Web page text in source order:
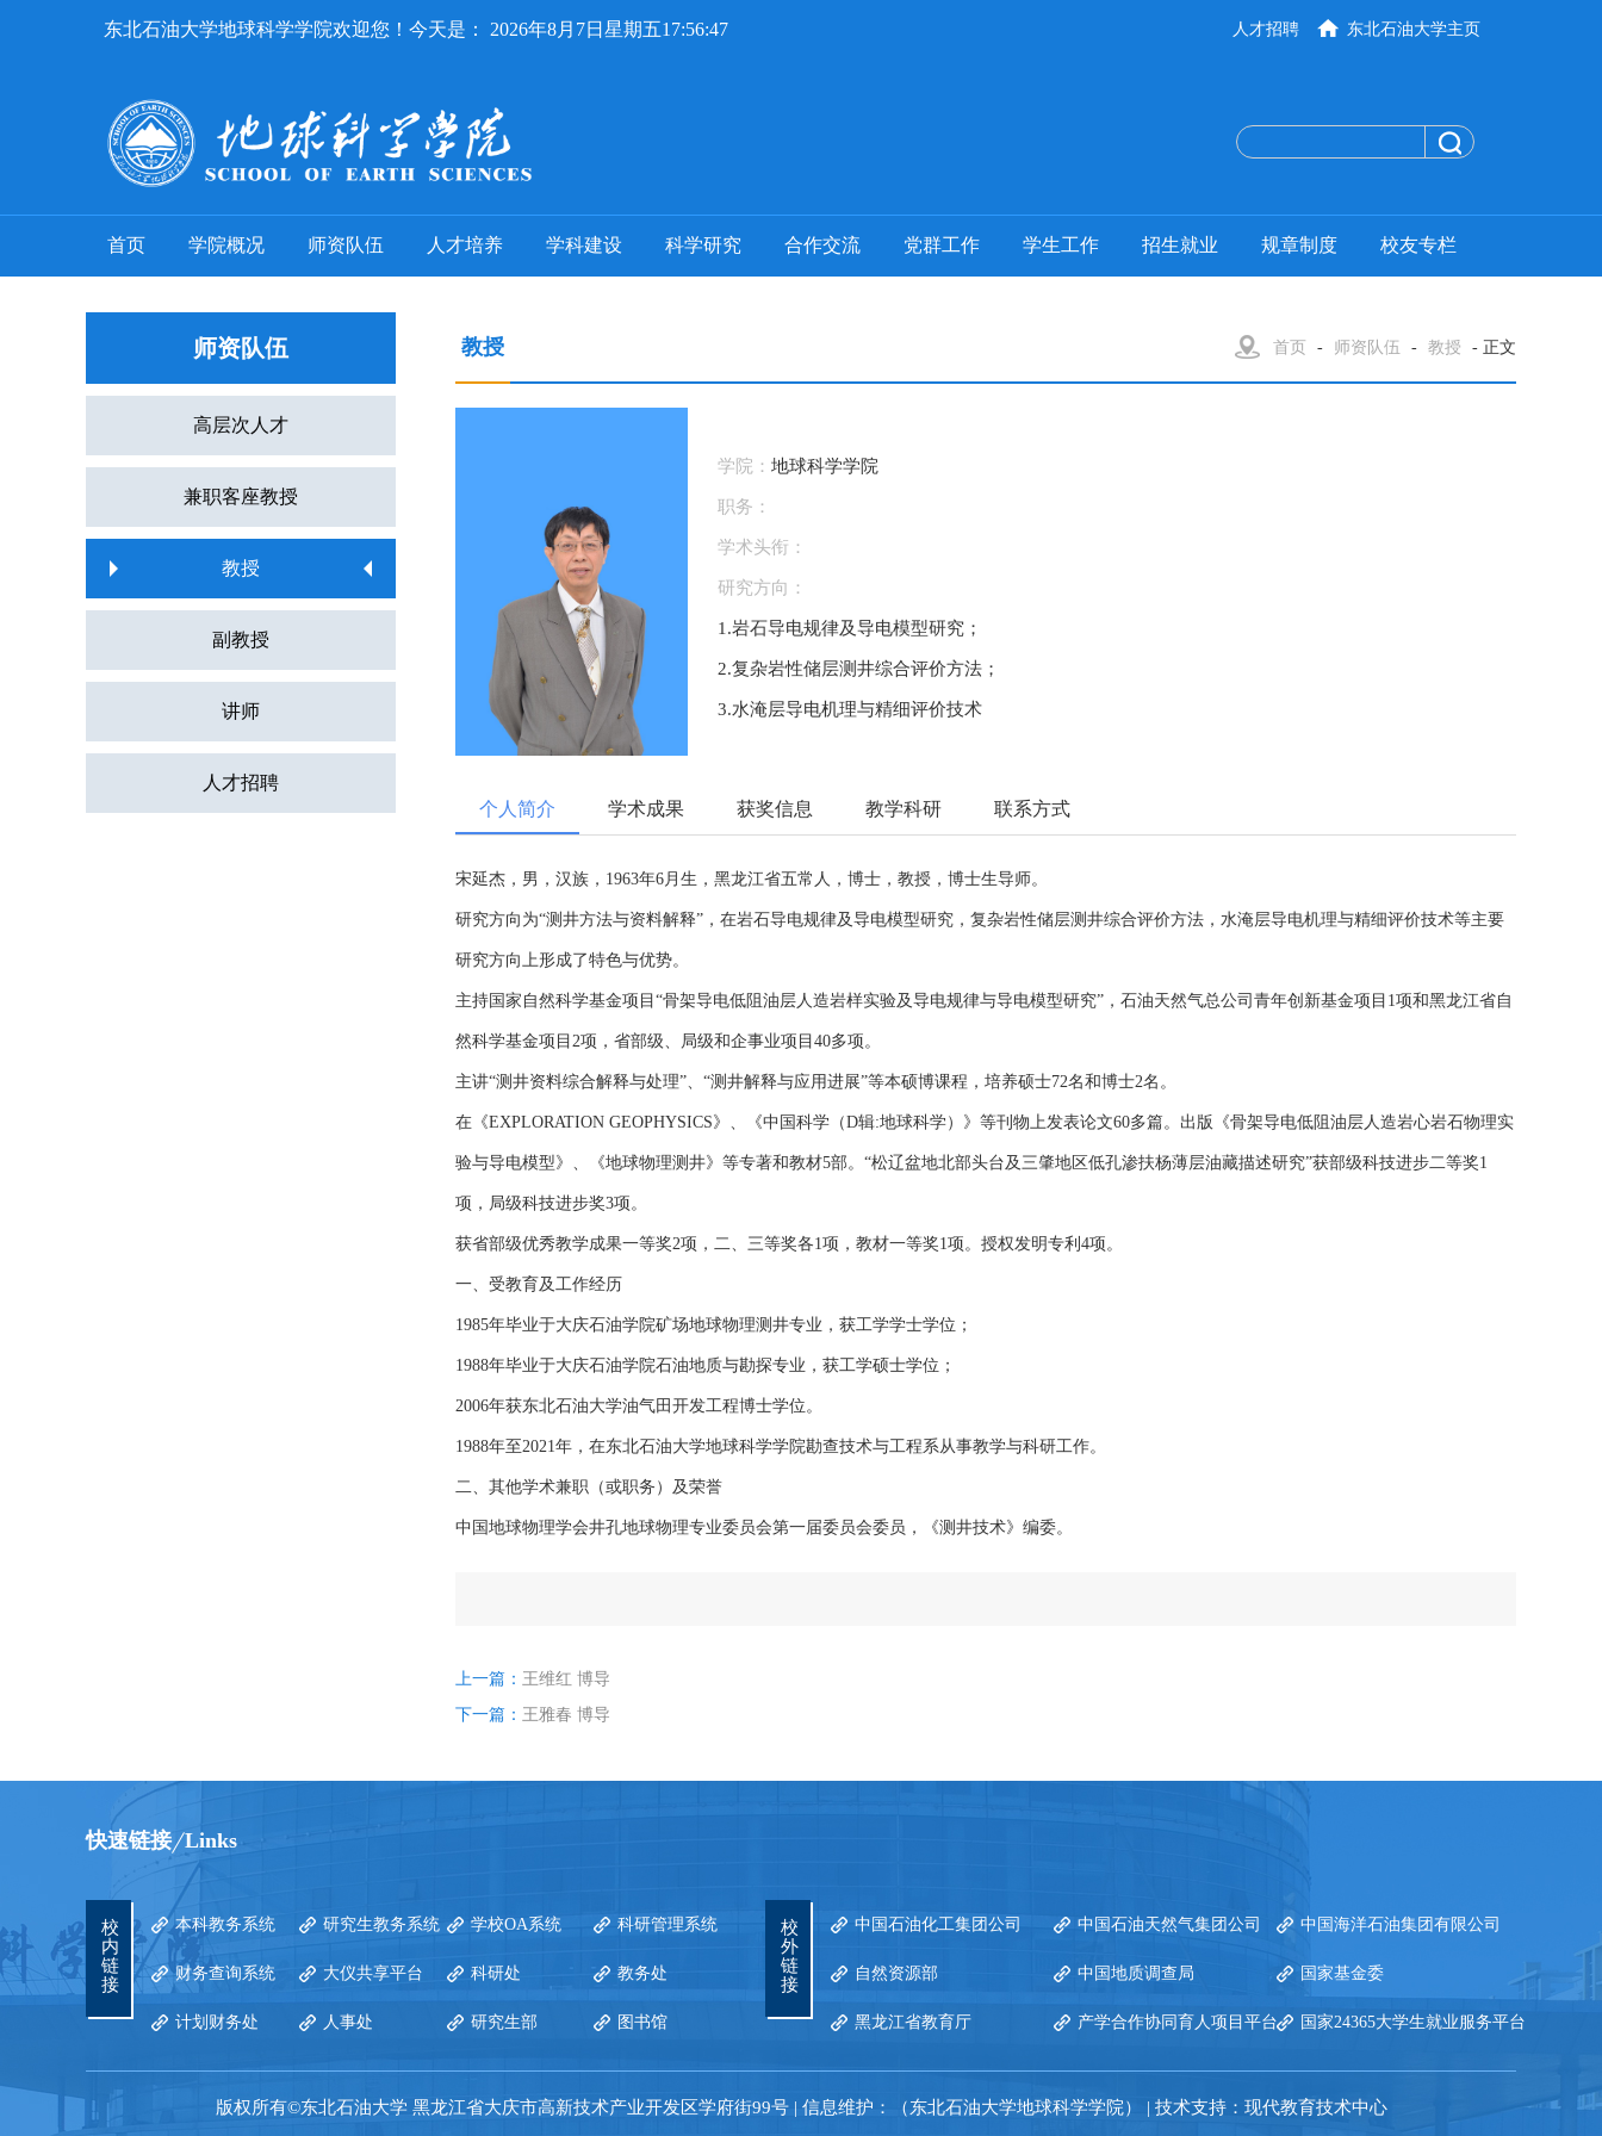
东北石油大学地球科学学院欢迎您！今天是： 2026年8月7日星期五17:56:48 东北石油大学主页
人才招聘
首页 学院概况 师资队伍 人才培养 学科建设 科学研究 合作交流 党群工作 学生工作 招生就业 规章制度 校友专栏
师资队伍
高层次人才
兼职客座教授
教授
副教授
讲师
人才招聘
教授 首页 - 师资队伍 - 教授 - 正文
学院： 地球科学学院
职务：
学术头衔：
研究方向：
1.岩石导电规律及导电模型研究；
2.复杂岩性储层测井综合评价方法；
3.水淹层导电机理与精细评价技术
个人简介 学术成果 获奖信息 教学科研 联系方式
宋延杰，男，汉族，1963年6月生，黑龙江省五常人，博士，教授，博士生导师。
研究方向为“测井方法与资料解释”，在岩石导电规律及导电模型研究，复杂岩性储层测井综合评价方法，水淹层导电机理与精细评价技术等主要
研究方向上形成了特色与优势。
主持国家自然科学基金项目“骨架导电低阻油层人造岩样实验及导电规律与导电模型研究”，石油天然气总公司青年创新基金项目1项和黑龙江省自
然科学基金项目2项，省部级、局级和企事业项目40多项。
主讲“测井资料综合解释与处理”、“测井解释与应用进展”等本硕博课程，培养硕士72名和博士2名。
在《EXPLORATION GEOPHYSICS》、《中国科学（D辑:地球科学）》等刊物上发表论文60多篇。出版《骨架导电低阻油层人造岩心岩石物理实
验与导电模型》、《地球物理测井》等专著和教材5部。“松辽盆地北部头台及三肇地区低孔渗扶杨薄层油藏描述研究”获部级科技进步二等奖1
项，局级科技进步奖3项。
获省部级优秀教学成果一等奖2项，二、三等奖各1项，教材一等奖1项。授权发明专利4项。
一、受教育及工作经历
1985年毕业于大庆石油学院矿场地球物理测井专业，获工学学士学位；
1988年毕业于大庆石油学院石油地质与勘探专业，获工学硕士学位；
2006年获东北石油大学油气田开发工程博士学位。
1988年至2021年，在东北石油大学地球科学学院勘查技术与工程系从事教学与科研工作。
二、其他学术兼职（或职务）及荣誉
中国地球物理学会井孔地球物理专业委员会第一届委员会委员，《测井技术》编委。
上一篇： 王维红 博导
下一篇： 王雅春 博导
快速链接 Links
校
内
链
接
本科教务系统 研究生教务系统 学校OA系统 科研管理系统
财务查询系统 大仪共享平台 科研处 教务处
计划财务处 人事处 研究生部 图书馆
校
外
链
接
中国石油化工集团公司 中国石油天然气集团公司 中国海洋石油集团有限公司
自然资源部 中国地质调查局 国家基金委
黑龙江省教育厅 产学合作协同育人项目平台 国家24365大学生就业服务平台
版权所有©东北石油大学 黑龙江省大庆市高新技术产业开发区学府街99号 | 信息维护：（东北石油大学地球科学学院） | 技术支持：现代教育技术中心